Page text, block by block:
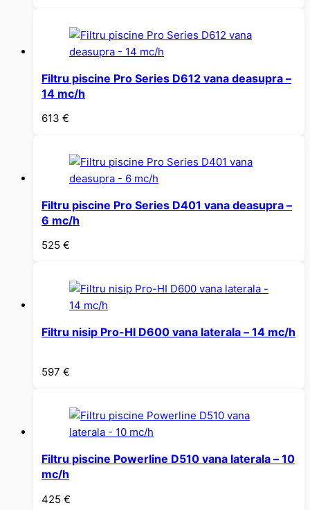
Filtru piscine Pro Series D612 vana deasupra –
14 mc/h
613 €
Filtru piscine Pro Series D401 vana deasupra –
6 mc/h
525 €
Filtru nisip Pro-HI D600 vana laterala – 14 mc/h
597 €
Filtru piscine Powerline D510 vana laterala – 10
mc/h
425 €